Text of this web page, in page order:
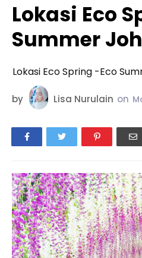
Lokasi Eco
Summer
Lokasi Eco Spring -Eco
by Lisa Nurulain on